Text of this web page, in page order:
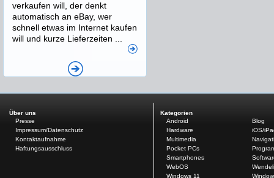
verkaufen will, der denkt
automatisch an eBay, wer
schnell etwas im Internet kaufen
will und kurze Lieferzeiten ...
Über uns
Presse
Impressum/Datenschutz
Kontaktaufnahme
Haftungsausschluss
Kategorien
Android
Blog
Hardware
iOS/
Multimedia
Pocket PCs
Smartphones
WebOS
Windows 11